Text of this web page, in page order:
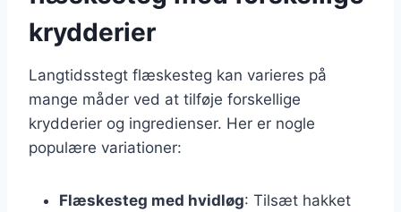
krydderier
Langtidsstegt flæskesteg kan varieres på
mange måder ved at tilføje forskellige
krydderier og ingredienser. Her er nogle
populære variationer:
Flæskesteg med hvidløg: Tilsæt hakket